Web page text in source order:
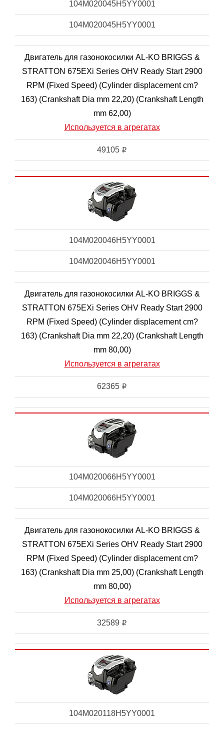
104M020045H5YY0001
104M020045H5YY0001
Двигатель для газонокосилки AL-KO BRIGGS &
STRATTON 675EXi Series OHV Ready Start 2900
RPM (Fixed Speed) (Cylinder displacement cm?
163) (Crankshaft Dia mm 22,20) (Crankshaft Length
mm 62,00)
Используется в агрегатах
49105 i
104M020046H5YY0001
104M020046H5YY0001
Двигатель для газонокосилки AL-KO BRIGGS &
STRATTON 675EXi Series OHV Ready Start 2900
RPM (Fixed Speed) (Cylinder displacement cm?
163) (Crankshaft Dia mm 22,20) (Crankshaft Length
mm 80,00)
Используется в агрегатах
62365 i
104M020066H5YY0001
104M020066H5YY0001
Двигатель для газонокосилки AL-KO BRIGGS &
STRATTON 675EXi Series OHV Ready Start 2900
RPM (Fixed Speed) (Cylinder displacement cm?
163) (Crankshaft Dia mm 25,00) (Crankshaft Length
mm 80,00)
Используется в агрегатах
32589 i
104M020118H5YY0001